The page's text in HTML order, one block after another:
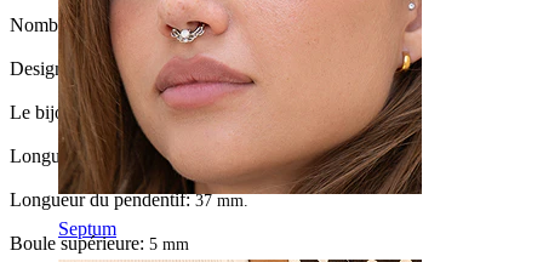
Septum
Nombre de pièces: 1
Design: Ruban
Le bijou a t-il un revêtement?:
Longueur totale: 57 mm.
Longueur du pendentif:37 mm.
Boule supérieure: 5 mm